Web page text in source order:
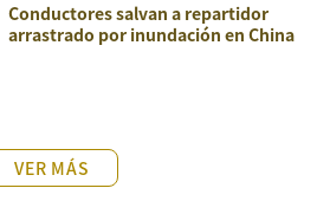
Conductores salvan a repartidor
arrastrado por inundación en China
VER MÁS